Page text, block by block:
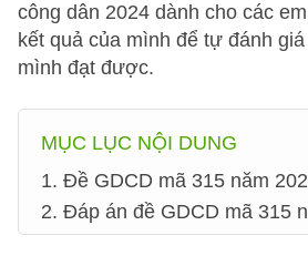
công dân 2024 dành cho các
kết quả của mình để tự đánh
mình đạt được.
MỤC LỤC NỘI DUNG
1. Đề GDCD mã 315 năm
2. Đáp án đề GDCD mã 315